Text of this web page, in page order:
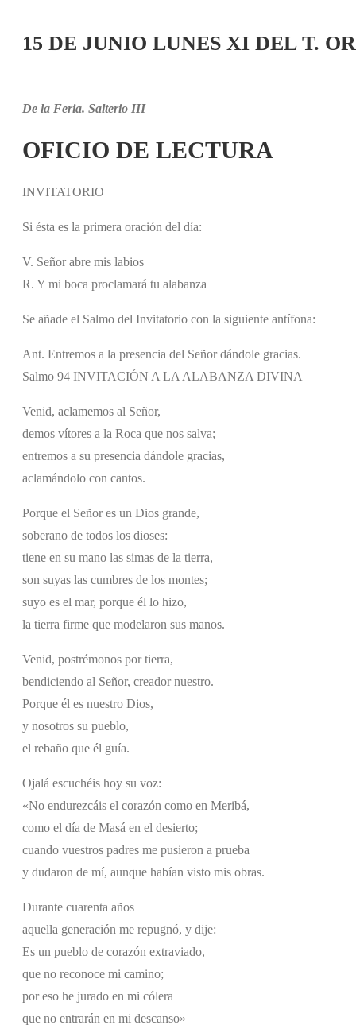
15 DE JUNIO LUNES XI DEL T.
De la Feria. Salterio III
OFICIO DE LECTURA
INVITATORIO
Si ésta es la primera oración del día:
V. Señor abre mis labios
R. Y mi boca proclamará tu alabanza
Se añade el Salmo del Invitatorio con la siguiente antífona:
Ant. Entremos a la presencia del Señor dándole gracias.
Salmo 94 INVITACIÓN A LA ALABANZA DIVINA
Venid, aclamemos al Señor,
demos vítores a la Roca que nos salva;
entremos a su presencia dándole gracias,
aclamándolo con cantos.
Porque el Señor es un Dios grande,
soberano de todos los dioses:
tiene en su mano las simas de la tierra,
son suyas las cumbres de los montes;
suyo es el mar, porque él lo hizo,
la tierra firme que modelaron sus manos.
Venid, postrémonos por tierra,
bendiciendo al Señor, creador nuestro.
Porque él es nuestro Dios,
y nosotros su pueblo,
el rebaño que él guía.
Ojalá escuchéis hoy su voz:
«No endurezcáis el corazón como en Meribá,
como el día de Masá en el desierto;
cuando vuestros padres me pusieron a prueba
y dudaron de mí, aunque habían visto mis obras.
Durante cuarenta años
aquella generación me repugnó, y dije:
Es un pueblo de corazón extraviado,
que no reconoce mi camino;
por eso he jurado en mi cólera
que no entrarán en mi descanso»